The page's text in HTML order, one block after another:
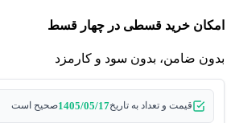
امکان خرید قسطی در چهار قسط
بدون ضامن، بدون سود و کارمزد
قیمت و تعداد به تاریخ1405/05/17صحیح است